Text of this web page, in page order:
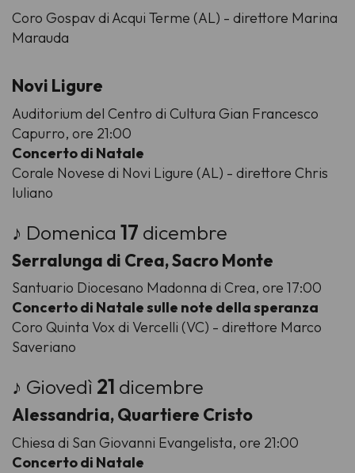
Coro Gospavdi Acqui Terme (AL) - direttore Marina
Marauda
Novi Ligure
Auditorium del Centro di Cultura Gian Francesco
Capurro, ore 21:00
Concerto di Natale
Corale Novese di Novi Ligure (AL) - direttore Chris
Iuliano
♪ Domenica 17 dicembre
Serralunga di Crea, Sacro Monte
Santuario Diocesano Madonna di Crea, ore 17:00
Concerto di Natale sulle note della speranza
Coro Quinta Voxdi Vercelli (VC) - direttore Marco
Saveriano
♪ Giovedì 21 dicembre
Alessandria, Quartiere Cristo
Chiesa di San Giovanni Evangelista, ore 21:00
Concerto di Natale